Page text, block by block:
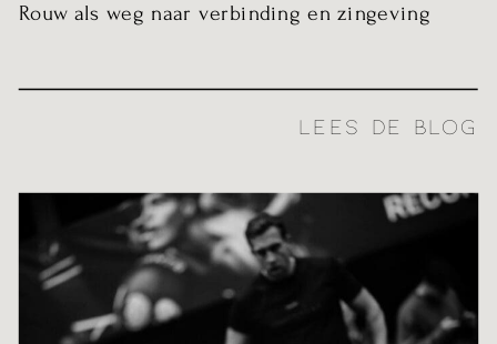
LEES DE BLOG
Rouw als weg naar verbinding en zingeving